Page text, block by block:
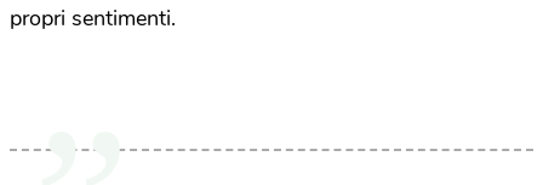
propri sentimenti.